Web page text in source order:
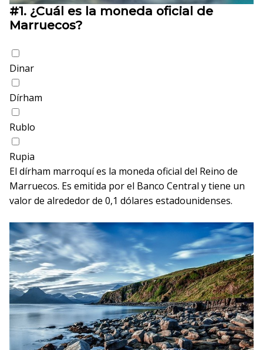
#1. ¿Cuál es la moneda oficial de
Marruecos?
Dinar
Dírham
Rublo
Rupia
El dírham marroquí es la moneda oficial del Reino de
Marruecos. Es emitida por el Banco Central y tiene un
valor de alrededor de 0,1 dólares estadounidenses.